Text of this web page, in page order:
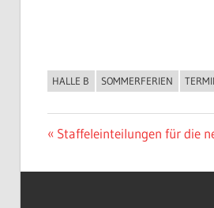
ALLGEMEIN
HALLE B SOMMERFERIEN
Vorheriger
Staffeleinteilungen für die